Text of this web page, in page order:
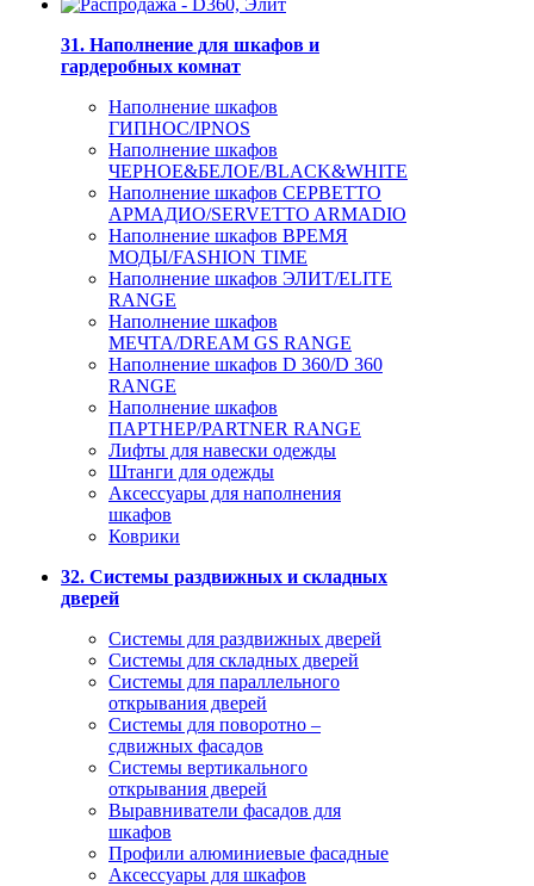
31. Наполнение для шкафов и
гардеробных комнат
Наполнение шкафов
ГИПНОС/IPNOS
Наполнение шкафов
ЧЕРНОЕ&БЕЛОЕ/BLACK&WHITE
Наполнение шкафов СЕРВЕТТО
АРМАДИО/SERVETTO ARMADIO
Наполнение шкафов ВРЕМЯ
МОДЫ/FASHION TIME
Наполнение шкафов ЭЛИТ/ELITE
RANGE
Наполнение шкафов
МЕЧТА/DREAM GS RANGE
Наполнение шкафов D 360/D 360
RANGE
Наполнение шкафов
ПАРТНЕР/PARTNER RANGE
Лифты для навески одежды
Штанги для одежды
Аксессуары для наполнения
шкафов
Коврики
32. Системы раздвижных и складных
дверей
Системы для раздвижных дверей
Системы для складных дверей
Системы для параллельного
открывания дверей
Системы для поворотно –
сдвижных фасадов
Системы вертикального
открывания дверей
Выравниватели фасадов для
шкафов
Профили алюминиевые фасадные
Аксессуары для шкафов